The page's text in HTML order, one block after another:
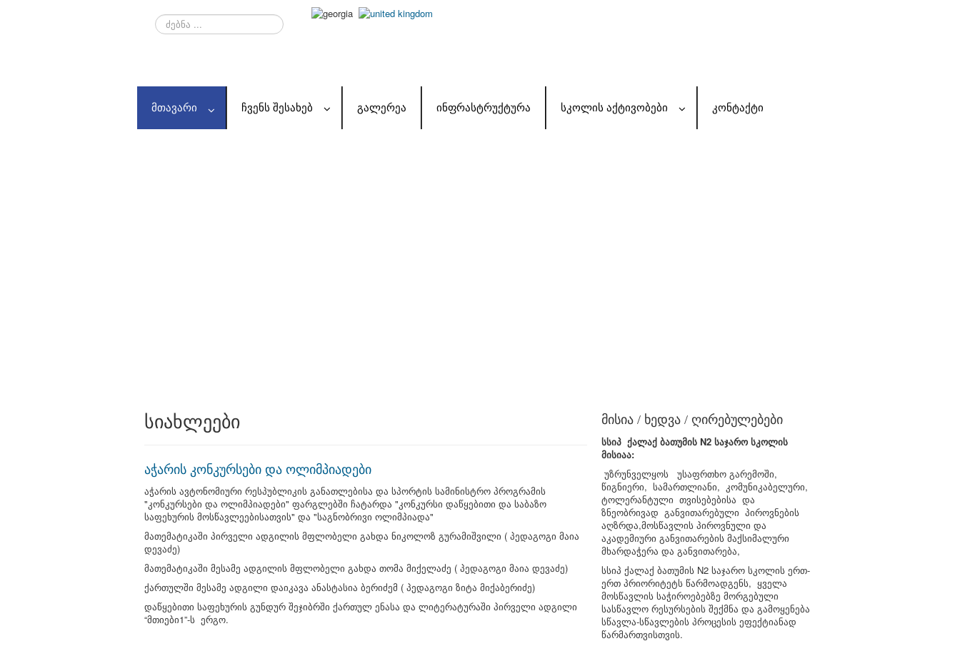
ძებნა
...
ᲛᲗᲐᲕᲐᲠᲘ ᲩᲕᲔᲜᲡ ᲨᲔᲡᲐᲮᲔᲑ ᲒᲐᲚᲔᲠᲔᲐ ᲘᲜᲤᲠᲐᲡᲢᲠᲣᲥᲢᲣᲠᲐ ᲡᲙᲝᲚᲘᲡ ᲐᲥᲢᲘᲕᲝᲑᲔᲑᲘ ᲙᲝᲜᲢᲐᲥᲢᲘ
სიახლეები
აჭარის კონკურსები და ოლიმპიადები
აჭარის ავტონომიური რესპუბლიკის განათლებისა და სპორტის სამინისტრო პროგრამის
"კონკურსები და ოლიმპიადები" ფარგლებში ჩატარდა "კონკურსი დაწყებითი და საბაზო
საფეხურის მოსწავლეებისათვის" და "საგნობრივი ოლიმპიადა"
მათემატიკაში პირველი ადგილის მფლობელი გახდა ნიკოლოზ გურამიშვილი ( პედაგოგი მაია
დევაძე)
მათემატიკაში მესამე ადგილის მფლობელი გახდა თომა მიქელაძე ( პედაგოგი მაია დევაძე)
ქართულში მესამე ადგილი დაიკავა ანასტასია ბერიძემ ( პედაგოგი ზიტა მიქაბერიძე)
დაწყებითი საფეხურის გუნდურ შეჯიბრში ქართულ ენასა და ლიტერატურაში პირველი ადგილი
“მთიები1”-ს ერგო.
მისია / ხედვა / ღირებულებები
სსიპ ქალაქ ბათუმის N2 საჯარო სკოლის
მისიაა:
უზრუნველყოს უსაფრთხო გარემოში,
წიგნიერი, სამართლიანი, კომუნიკაბელური,
ტოლერანტული თვისებებისა და
ზნეობრივად განვითარებული პიროვნების
აღზრდა,მოსწავლის პიროვნული და
აკადემიური განვითარების მაქსიმალური
მხარდაჭერა და განვითარება,
სსიპ ქალაქ ბათუმის N2 საჯარო სკოლის ერთ-
ერთ პრიორიტეტს წარმოადგენს, ყველა
მოსწავლის საჭიროებებზე მორგებული
სასწავლო რესურსების შექმნა და გამოყენება
სწავლა-სწავლების პროცესის ეფექტიანად
წარმართვისთვის.